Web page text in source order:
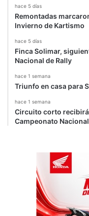
hace 5 días
Remontadas
Invierno de Kartismo
hace 5 días
Finca Solimar,
Nacional de Rally
hace 1 semana
Triunfo en casa para
hace 1 semana
Circuito corto
Campeonato